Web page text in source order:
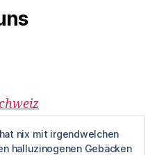
nix mit irgendwelchen
halluzinogenen Gebäcken